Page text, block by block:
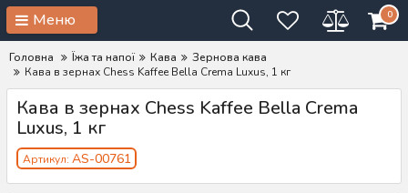
Меню 0
Головна Їжа та напої Кава
Зернова кава
Кава в зернах Chess Kaffee Bella Crema Luxus, 1 кг
Кава в зернах Chess Kaffee Bella Crema
Luxus, 1 кг
Артикул: AS-00761